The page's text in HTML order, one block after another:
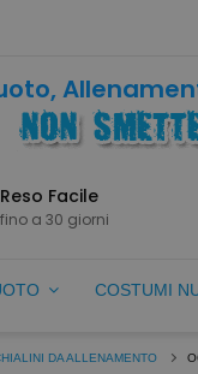
Reso Facile
fino a 30 giorni
COSTUMI
DA ALLENAMENTO